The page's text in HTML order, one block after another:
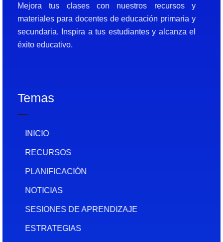
Mejora tus clases con nuestros recursos y
materiales para docentes de educación primaria y
secundaria. Inspira a tus estudiantes y alcanza el
éxito educativo.
Temas
INICIO
RECURSOS
PLANIFICACIÓN
NOTICIAS
SESIONES DE APRENDIZAJE
ESTRATEGIAS